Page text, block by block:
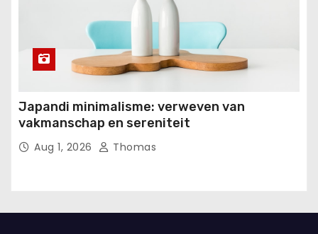
Japandi minimalisme: verweven van
vakmanschap en sereniteit
Aug 1, 2026 Thomas